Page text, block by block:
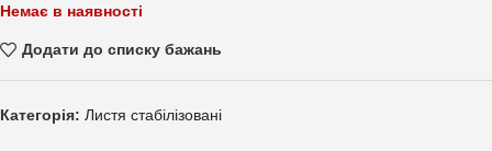
Немає в наявності
Додати до списку бажань
Категорія: Листя стабілізовані